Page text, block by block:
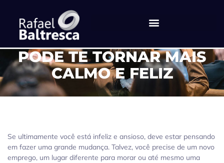
PRATICAR MEDITAÇÃO
PODE TE TORNAR MAIS
CALMO E FELIZ
Se ultimamente você está infeliz e ansioso, deve estar pensando
em fazer uma grande mudança. Talvez, você precise de um novo
emprego, um lugar diferente para morar ou até mesmo uma